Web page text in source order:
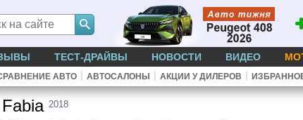
ТЕСТ-ДРАЙВЫ НОВОСТИ ВИДЕО
АВТО | АВТОСАЛОНЫ | АКЦИИ У ДИЛЕРОВ |
2018